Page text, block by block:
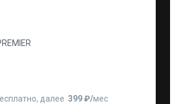
далее 399 ₽⁠/⁠мес